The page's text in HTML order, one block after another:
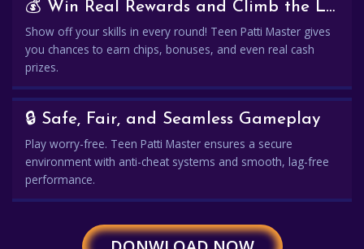
💰 Win Real Rewards and Climb the Leaderboard
Show off your skills in every round! Teen Patti Master gives
you chances to earn chips, bonuses, and even real cash
prizes.
🔒 Safe, Fair, and Seamless Gameplay
Play worry-free. Teen Patti Master ensures a secure
environment with anti-cheat systems and smooth, lag-free
performance.